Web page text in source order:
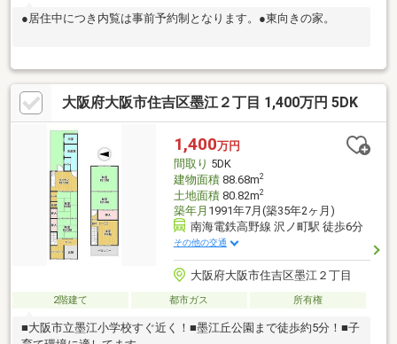
●居住中につき内覧は事前予約制となります。●東向きの家。
大阪府大阪市住吉区墨江２丁目 1,400万円 5DK
1,400万円
間取り 5DK
建物面積88.68m2
土地面積80.82m2
築年月 1991年7月(築35年2ヶ月)
南海電鉄高野線 沢ノ町駅 徒歩6分
その他の交通
大阪府大阪市住吉区墨江２丁目
2階建て 都市ガス 所有権
■大阪市立墨江小学校すぐ近く！■墨江丘公園まで徒歩約5分！■子